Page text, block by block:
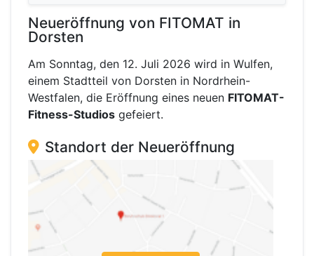
Neueröffnung von FITOMAT in
Dorsten
Am Sonntag, den 12. Juli 2026 wird in Wulfen,
einem Stadtteil von Dorsten in Nordrhein-
Westfalen, die Eröffnung eines neuen FITOMAT-
Fitness-Studios gefeiert.
Standort der Neueröffnung